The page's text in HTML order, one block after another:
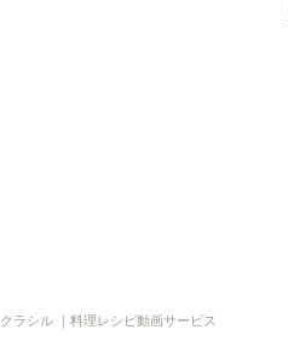
クラシル ｜料理レシピ動画サービス